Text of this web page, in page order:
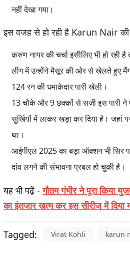
नहीं देखा गया।
इस वजह से हो रही है Karun Nair की
करुण नायर की चर्चा इसीलिए भी हो रही है
लीग में उन्होंने मैसूर की ओर से खेलते हुए
124 रन की धमाकेदार पारी खेली।
13 चौके और 9 छक्कों से सजी इस पारी ने
सुर्खियों में लाकर खड़ा कर दिया है। जहां
था।
आईपीएल 2025 का बड़ा ऑक्शन भी सिर
दांव लगने की संभावना प्रबल हो चुकी है।
यह भी पढ़ें -गौतम गंभीर ने पूरा किया
का इंतजार खत्म कर इस सीरीज में दिया
Tagged: Virat Kohli karun